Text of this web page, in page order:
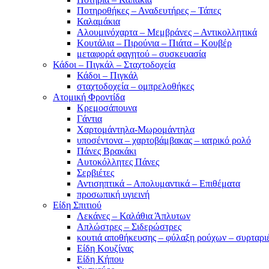
Ποτηροθήκες – Αναδευτήρες – Τάπες
Καλαμάκια
Αλουμινόχαρτα – Μεμβράνες – Αντικολλητικά
Κουτάλια – Πιρούνια – Πιάτα – Κουβέρ
μεταφορά φαγητού – συσκευασία
Κάδοι – Πιγκάλ – Σταχτοδοχεία
Κάδοι – Πιγκάλ
σταχτοδοχεία – ομπρελοθήκες
Ατομική Φροντίδα
Κρεμοσάπουνα
Γάντια
Χαρτομάντηλα-Μωρομάντηλα
υποσέντονα – χαρτοβάμβακας – ιατρικό ρολό
Πάνες Βρακάκι
Αυτοκόλλητες Πάνες
Σερβιέτες
Αντισηπτικά – Απολυμαντικά – Επιθέματα
προσωπική υγιεινή
Είδη Σπιτιού
Λεκάνες – Καλάθια Άπλυτων
Απλώστρες – Σιδερώστρες
κουτιά αποθήκευσης – φύλαξη ρούχων –
Είδη Κουζίνας
Είδη Κήπου